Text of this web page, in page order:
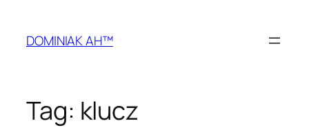
treściDOMINIAK AH™
Tag: klucz